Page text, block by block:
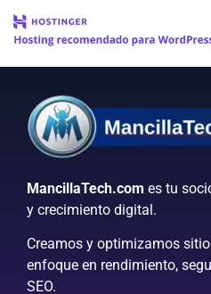
MancillaTech.com es tu
y crecimiento digital.
Creamos y optimizamos
enfoque en rendimiento,
SEO.